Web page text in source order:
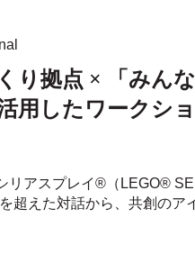
り拠点 × 「みん
用したワークシ
リアスプレイ®（LEGO®
超えた対話から、共創のア